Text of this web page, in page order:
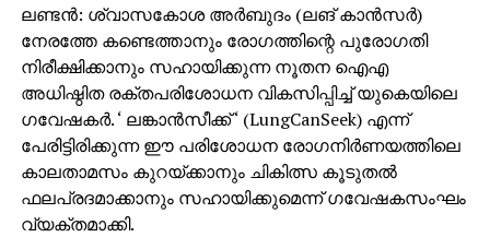
ലണ്ടന്‍: ശ്വാസകോശ അര്‍ബുദം (ലങ് കാന്‍സര്‍)
നേരത്തേ കണ്ടെത്താനും രോഗത്തിന്റെ പുരോഗതി
നിരീക്ഷിക്കാനും സഹായിക്കുന്ന നൂതന ഐഎ
അധിഷ്ഠിത രക്തപരിശോധന വികസിപ്പിച്ച് യുകെയിലെ
ഗവേഷകര്‍. ‘ ലങ്കാന്‍സീക്ക് ‘ (LungCanSeek) എന്ന്
പേരിട്ടിരിക്കുന്ന ഈ പരിശോധന രോഗനിര്‍ണയത്തിലെ
കാലതാമസം കുറയ്ക്കാനും ചികിത്സ കൂടുതല്‍
ഫലപ്രദമാക്കാനും സഹായിക്കുമെന്ന് ഗവേഷകസംഘം
വ്യക്തമാക്കി.